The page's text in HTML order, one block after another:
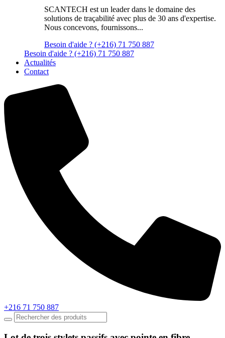
SCANTECH est un leader dans le domaine des
solutions de traçabilité avec plus de 30 ans d'expertise.
Nous concevons, fournissons...
Besoin d'aide ? (+216) 71 750 887
Besoin d'aide ? (+216) 71 750 887
Actualités
Contact
+216 71 750 887